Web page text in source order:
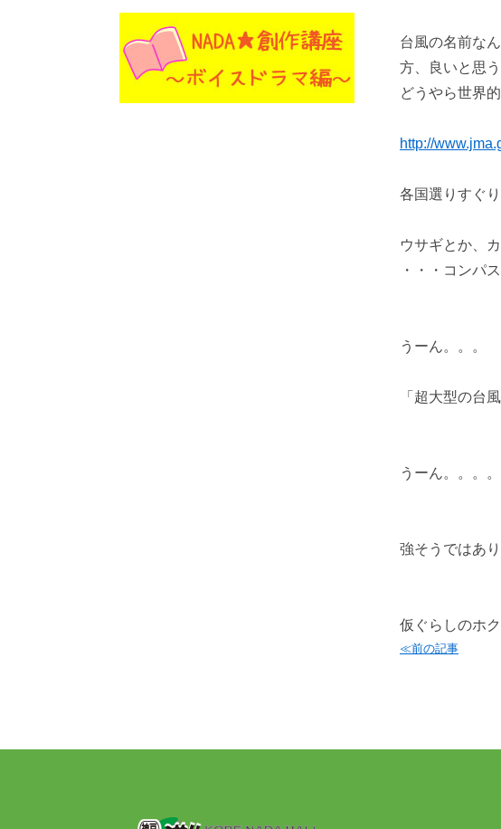
台風の名前な
方、良いと思
どうやら世界
http://
各国選りすぐ
ウサギとか、
・・・コンパ
うーん。。。
「超大型の台
うーん。。。。
強そうではあ
仮ぐらしのホ
≪前の記事